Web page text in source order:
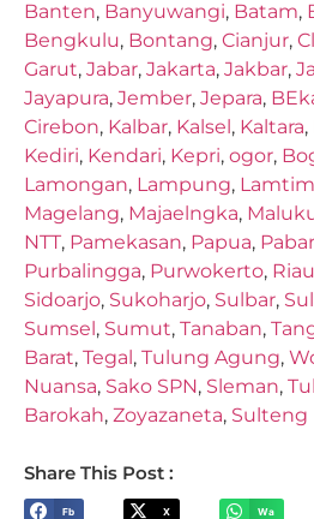
Banten, Banyuwangi, Batam,
Bengkulu, Bontang, Cianjur,
Garut, Jabar, Jakarta, Jakbar,
Jayapura, Jember, Jepara,
Cirebon, Kalbar, Kalsel , Kaltara,
Kediri, Kendari, Kepri, ogor,
Lamongan, Lampung, Lamtim
Magelang, Majaelngka,
NTT, Pamekasan, Papua, Pabar
Purbalingga, Purwokerto, Riau
Sidoarjo, Sukoharjo, Sulbar,
Sumsel , Sumut, Tanaban,
Barat, Tegal , Tulung Agung,
Nuansa, Sako SPN, Sleman,
Barokah, Zoyazaneta, Sulteng
Share This Post :
Fb X Wa